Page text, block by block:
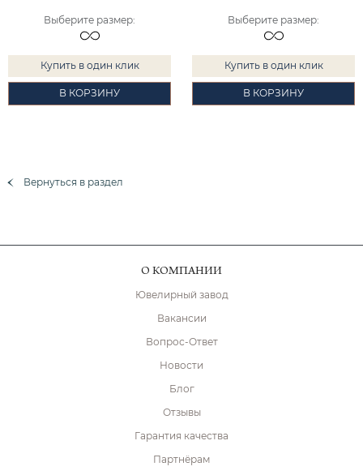
Выберите размер:
Купить в один клик
В КОРЗИНУ
Выберите размер:
Купить в один клик
В КОРЗИНУ
Вернуться в раздел
О КОМПАНИИ
Ювелирный завод
Вакансии
Вопрос-Ответ
Новости
Блог
Отзывы
Гарантия качества
Партнёрам